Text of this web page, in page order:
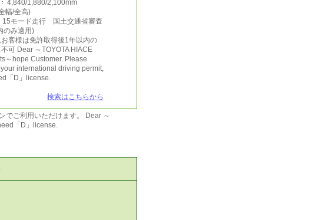
4,840/1,880/2,100mm
幅/全高)
15モード走行 国土交通省審査
のみ適用)
客様は免許取得後1年以内の
可 Dear ～TOYOTA HIACE
～hope Customer. Please
international driving permit,
「D」license.
検索はこちらから
でご利用いただけます。 Dear ～
「D」license.